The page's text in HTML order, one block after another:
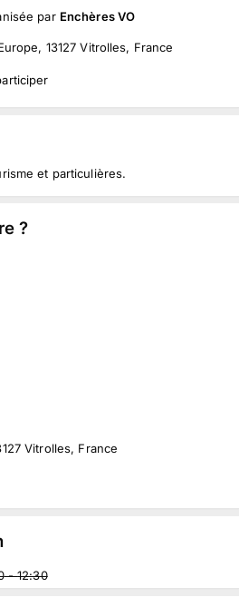
par Enchères VO
13127 Vitrolles, France
et particulières.
?
Vitrolles, France
-12:30